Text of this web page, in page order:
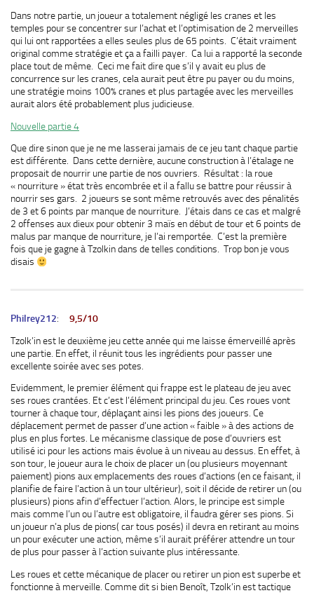
Dans notre partie, un joueur a totalement négligé les cranes et les
temples pour se concentrer sur l’achat et l’optimisation de 2 merveilles
qui lui ont rapportées a elles seules plus de 65 points. C’était vraiment
original comme stratégie et ça a failli payer. Ca lui a rapporté la seconde
place tout de même. Ceci me fait dire que s’il y avait eu plus de
concurrence sur les cranes, cela aurait peut être pu payer ou du moins,
une stratégie moins 100% cranes et plus partagée avec les merveilles
aurait alors été probablement plus judicieuse.
Nouvelle partie 4
Que dire sinon que je ne me lasserai jamais de ce jeu tant chaque partie
est différente. Dans cette dernière, aucune construction à l’étalage ne
proposait de nourrir une partie de nos ouvriers. Résultat : la roue
« nourriture » état très encombrée et il a fallu se battre pour réussir à
nourrir ses gars. 2 joueurs se sont même retrouvés avec des pénalités
de 3 et 6 points par manque de nourriture. J’étais dans ce cas et malgré
2 offenses aux dieux pour obtenir 3 maïs en début de tour et 6 points de
malus par manque de nourriture, je l’ai remportée. C’est la première
fois que je gagne à Tzolkin dans de telles conditions. Trop bon je vous
disais
Philrey212: 9,5/10
Tzolk’in est le deuxième jeu cette année qui me laisse émerveillé après
une partie. En effet, il réunit tous les ingrédients pour passer une
excellente soirée avec ses potes.
Evidemment, le premier élément qui frappe est le plateau de jeu avec
ses roues crantées. Et c’est l’élément principal du jeu. Ces roues vont
tourner à chaque tour, déplaçant ainsi les pions des joueurs. Ce
déplacement permet de passer d’une action « faible » à des actions de
plus en plus fortes. Le mécanisme classique de pose d’ouvriers est
utilisé ici pour les actions mais évolue à un niveau au dessus. En effet, à
son tour, le joueur aura le choix de placer un (ou plusieurs moyennant
paiement) pions aux emplacements des roues d’actions (en ce faisant, il
planifie de faire l’action à un tour ultérieur), soit il décide de retirer un (ou
plusieurs) pions afin d’effectuer l’action. Alors, le principe est simple
mais comme l’un ou l’autre est obligatoire, il faudra gérer ses pions. Si
un joueur n’a plus de pions( car tous posés) il devra en retirant au moins
un pour exécuter une action, même s’il aurait préférer attendre un tour
de plus pour passer à l’action suivante plus intéressante.
Les roues et cette mécanique de placer ou retirer un pion est superbe et
fonctionne à merveille. Comme dit si bien Benoît, Tzolk’in est tactique